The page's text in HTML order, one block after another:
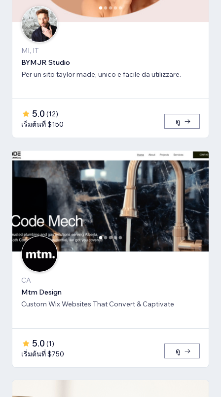
MI, IT
BYMJR Studio
Per un sito taylor made, unico e facile da utilizzare.
5.0 (12)
เริ่มต้นที่ $150
ดู
CA
Mtm Design
Custom Wix Websites That Convert & Captivate
5.0 (1)
เริ่มต้นที่ $750
ดู